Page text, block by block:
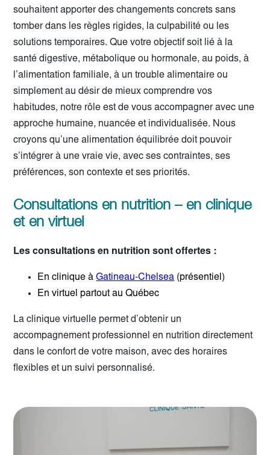
souhaitent apporter des changements concrets sans
tomber dans les règles rigides, la culpabilité ou les
solutions temporaires. Que votre objectif soit lié à la
santé digestive, métabolique ou hormonale, au poids, à
l’alimentation familiale, à un trouble alimentaire ou
simplement au désir de mieux comprendre vos
habitudes, notre rôle est de vous accompagner avec une
approche humaine, nuancée et individualisée. Nous
croyons qu’une alimentation équilibrée doit pouvoir
s’intégrer à une vraie vie, avec ses contraintes, ses
préférences, son contexte et ses priorités.
Consultations en nutrition – en clinique
et en virtuel
Les consultations en nutrition sont offertes :
En clinique àGatineau-Chelsea (présentiel)
En virtuel partout au Québec
La clinique virtuelle permet d’obtenir un
accompagnement professionnel en nutrition directement
dans le confort de votre maison, avec des horaires
flexibles et un suivi personnalisé.